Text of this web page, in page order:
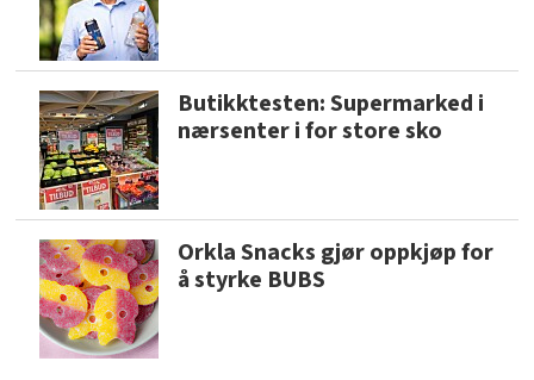
Butikktesten: Supermarked i
nærsenter i for store sko
Orkla Snacks gjør oppkjøp for
å styrke BUBS